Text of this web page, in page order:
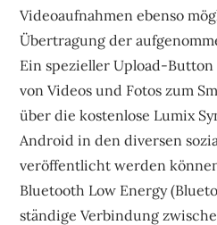
Videoaufnahmen ebenso
Übertragung der
Ein spezieller Upload-
von Videos und Fotos zum
über die kostenlose Lumix
Android in den diversen
veröffentlicht werden
Bluetooth Low Energy
ständige Verbindung